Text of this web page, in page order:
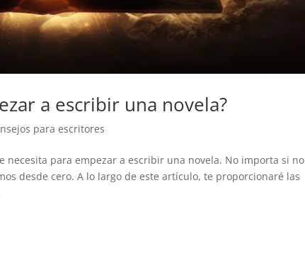
a escribir una novela?
para escritores
necesita para empezar a escribir una novela. No importa si no
desde cero. A lo largo de este artículo, te proporcionaré las